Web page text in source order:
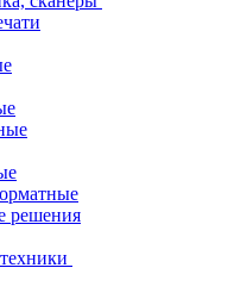
решения